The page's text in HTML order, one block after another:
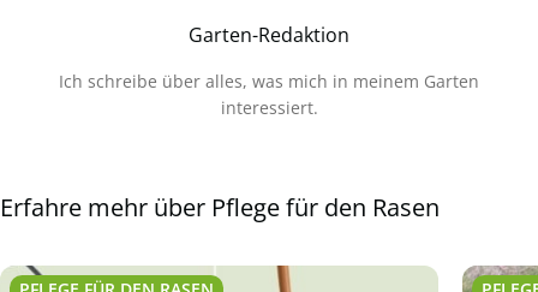
Garten-Redaktion
Ich schreibe über alles, was mich in meinem Garten
interessiert.
Erfahre mehr über Pflege für den Rasen